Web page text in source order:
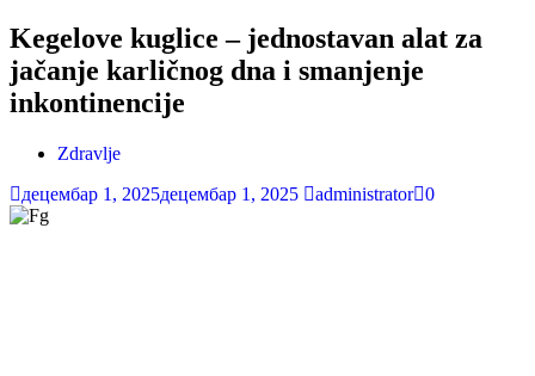
Kegelove kuglice – jednostavan alat za
jačanje karličnog dna i smanjenje
inkontinencije
Zdravlje
децембар 1, 2025децембар 1, 2025 administrator 0